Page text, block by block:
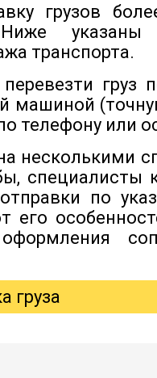
грузов
транспорта.
груз
машиной
телефону или
несколькими
специалисты
по
его
груза